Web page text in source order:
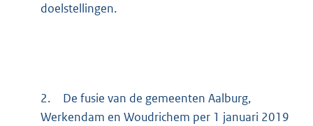
doelstellingen.
2.
De fusie van de gemeenten Aalburg,
Werkendam en Woudrichem per 1 januari 2019